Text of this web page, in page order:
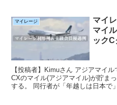
マイレージ
マイ
マイ
ックC
【投稿者】Kimuさん アジアマイ
CXのマイル(アジアマイル)が貯ま
する。 同行者が「年越しは日本で